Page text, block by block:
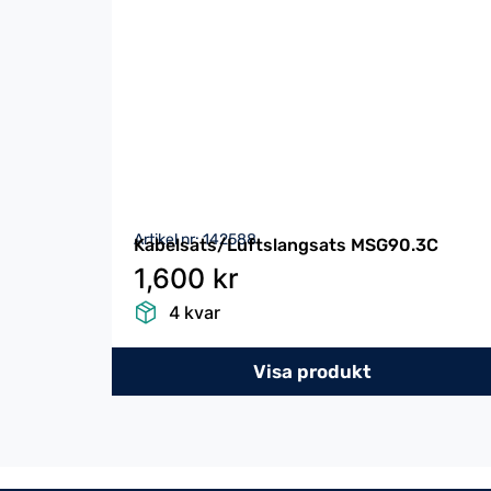
Artikel nr: 142588
Kabelsats/Luftslangsats MSG90.3C
1,600 kr
4 kvar
Visa produkt